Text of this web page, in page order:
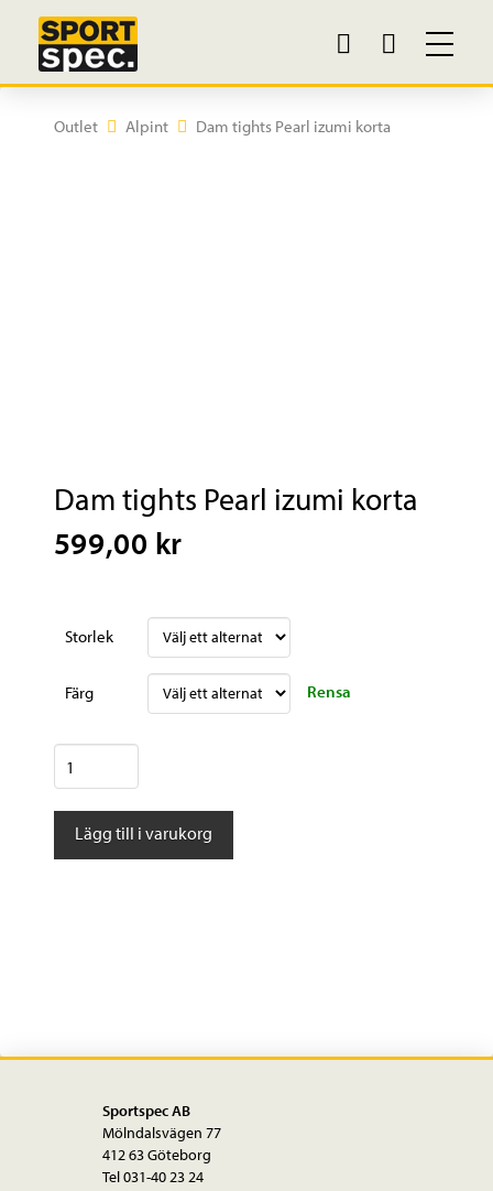
Outlet Alpint Dam tights Pearl izumi korta
Dam tights Pearl izumi korta
599,00 kr
Storlek
Färg Rensa
Dam
tights
Pearl
izumiLägg till i varukorg
Sportspec AB
Mölndalsvägen 77
412 63 Göteborg
Tel 031-40 23 24